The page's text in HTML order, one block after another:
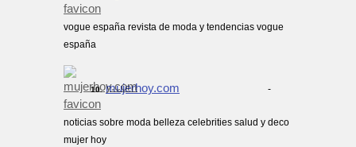
vogue españa revista de moda y tendencias vogue
españa
10. mujerhoy.com -
noticias sobre moda belleza celebrities salud y deco
mujer hoy